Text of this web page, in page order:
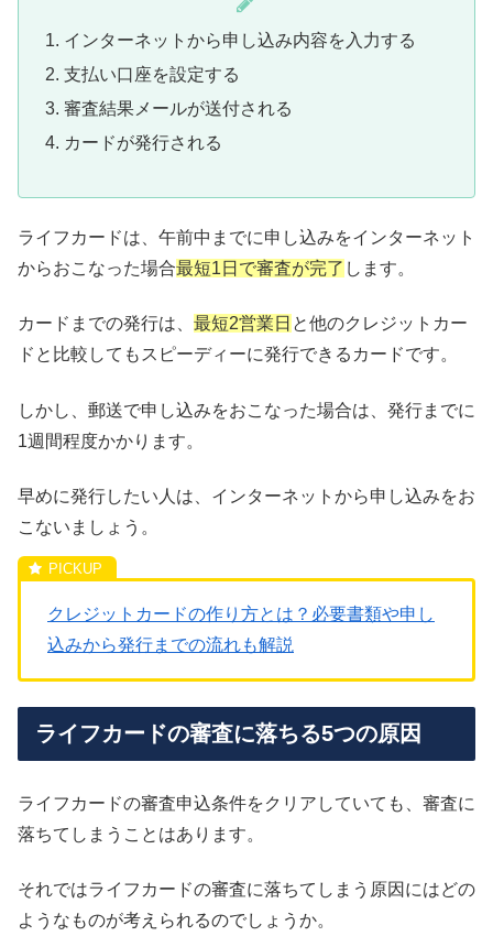
インターネットから申し込み内容を入力する
支払い口座を設定する
審査結果メールが送付される
カードが発行される
ライフカードは、午前中までに申し込みをインターネット
からおこなった場合最短1日で審査が完了 します。
カードまでの発行は、 最短2営業日 と他のクレジットカー
ドと比較してもスピーディーに発行できるカードです。
しかし、郵送で申し込みをおこなった場合は、発行までに
1週間程度かかります。
早めに発行したい人は、インターネットから申し込みをお
こないましょう。
クレジットカードの作り方とは？必要書類や申し
込みから発行までの流れも解説
ライフカードの審査に落ちる5つの原因
ライフカードの審査申込条件をクリアしていても、審査に
落ちてしまうことはあります。
それではライフカードの審査に落ちてしまう原因にはどの
ようなものが考えられるのでしょうか。